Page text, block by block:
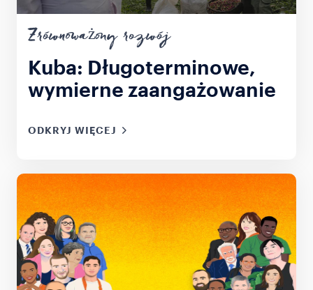
Zrównoważony rozwój
Kuba: Długoterminowe,
wymierne zaangażowanie
ODKRYJ WIĘCEJ